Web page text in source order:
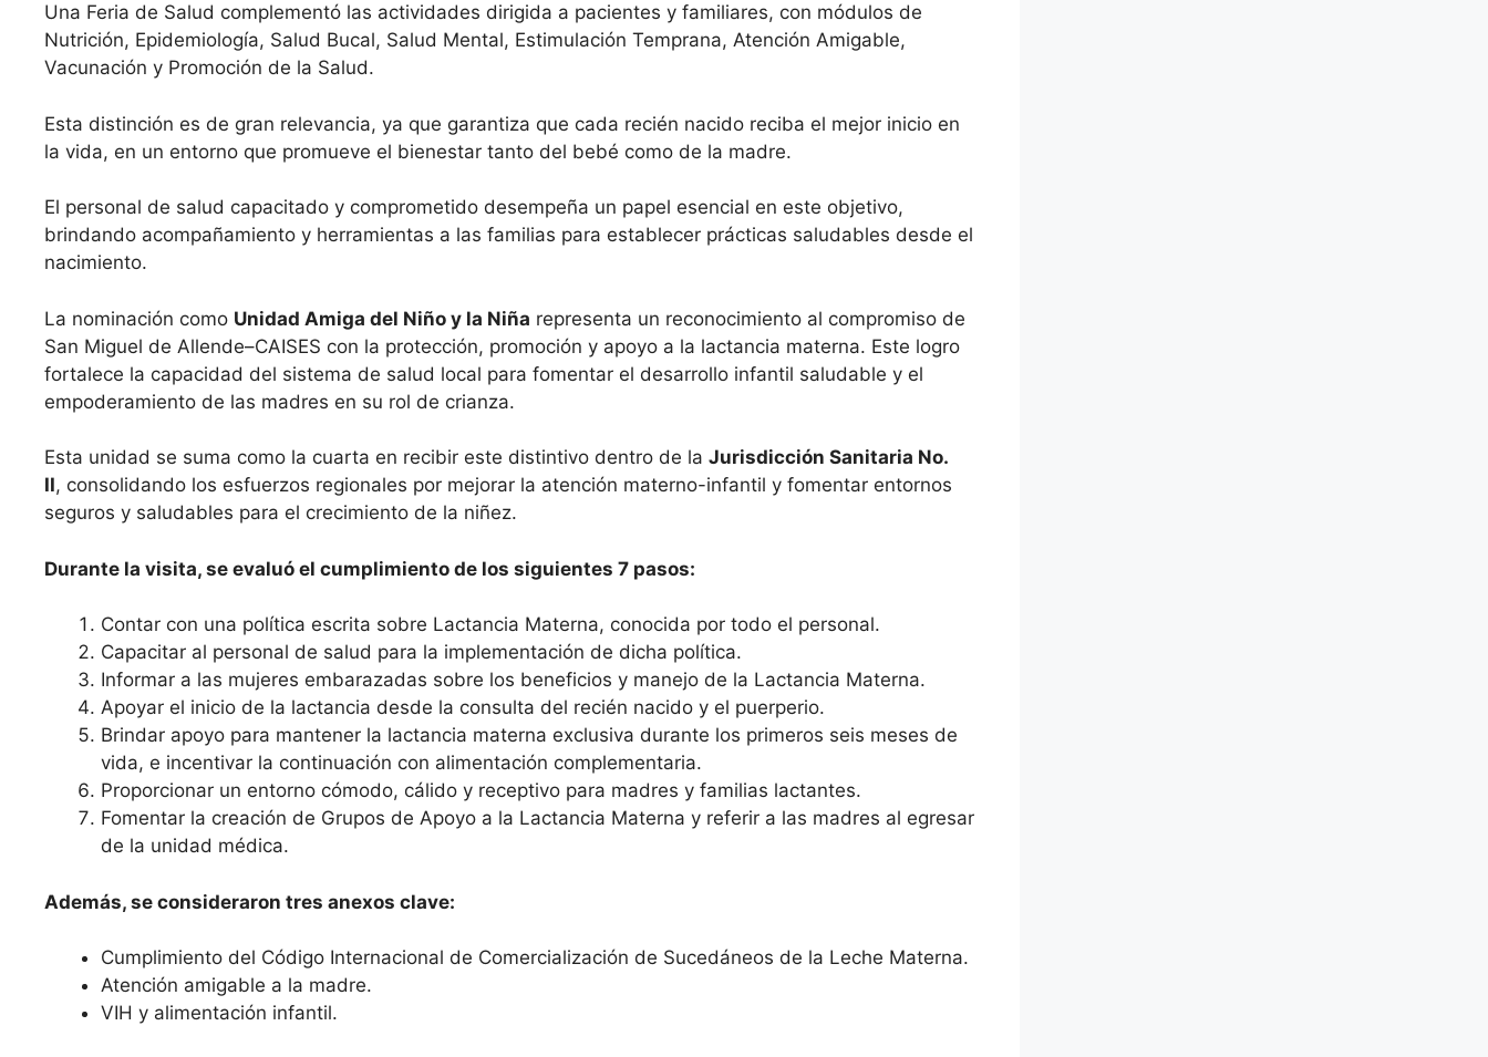
Una Feria de Salud complementó las actividades dirigida a pacientes y familiares, con módulos de
Nutrición, Epidemiología, Salud Bucal, Salud Mental, Estimulación Temprana, Atención Amigable,
Vacunación y Promoción de la Salud.
Esta distinción es de gran relevancia, ya que garantiza que cada recién nacido reciba el mejor inicio en
la vida, en un entorno que promueve el bienestar tanto del bebé como de la madre.
El personal de salud capacitado y comprometido desempeña un papel esencial en este objetivo,
brindando acompañamiento y herramientas a las familias para establecer prácticas saludables desde el
nacimiento.
La nominación como Unidad Amiga del Niño y la Niña representa un reconocimiento al compromiso de
San Miguel de Allende–CAISES con la protección, promoción y apoyo a la lactancia materna. Este logro
fortalece la capacidad del sistema de salud local para fomentar el desarrollo infantil saludable y el
empoderamiento de las madres en su rol de crianza.
Esta unidad se suma como la cuarta en recibir este distintivo dentro de la Jurisdicción Sanitaria No.
II, consolidando los esfuerzos regionales por mejorar la atención materno-infantil y fomentar entornos
seguros y saludables para el crecimiento de la niñez.
Durante la visita, se evaluó el cumplimiento de los siguientes 7 pasos:
Contar con una política escrita sobre Lactancia Materna, conocida por todo el personal.
Capacitar al personal de salud para la implementación de dicha política.
Informar a las mujeres embarazadas sobre los beneficios y manejo de la Lactancia Materna.
Apoyar el inicio de la lactancia desde la consulta del recién nacido y el puerperio.
Brindar apoyo para mantener la lactancia materna exclusiva durante los primeros seis meses de
vida, e incentivar la continuación con alimentación complementaria.
Proporcionar un entorno cómodo, cálido y receptivo para madres y familias lactantes.
Fomentar la creación de Grupos de Apoyo a la Lactancia Materna y referir a las madres al egresar
de la unidad médica.
Además, se consideraron tres anexos clave:
Cumplimiento del Código Internacional de Comercialización de Sucedáneos de la Leche Materna.
Atención amigable a la madre.
VIH y alimentación infantil.